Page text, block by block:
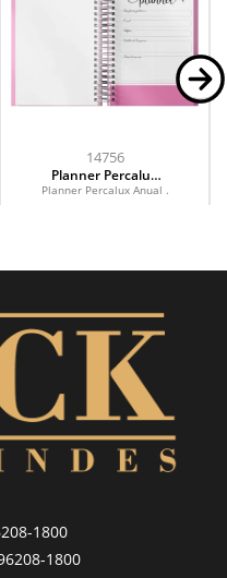
14756
Planner Percalux
Anual
Planner Percalux Anual .
1800
1800